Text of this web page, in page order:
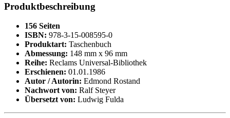
Produktbeschreibung
156 Seiten
ISBN: 978-3-15-008595-0
Produktart: Taschenbuch
Abmessung: 148 mm x 96 mm
Reihe: Reclams Universal-Bibliothek
Erschienen: 01.01.1986
Autor / Autorin: Edmond Rostand
Nachwort von: Ralf Steyer
Übersetzt von: Ludwig Fulda